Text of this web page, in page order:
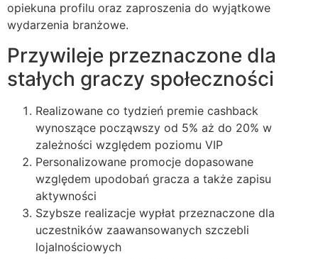
panel
panel
panel
panel
panel
panel
opiekuna profilu oraz zaproszenia do wyjątkowe
wydarzenia branżowe.
Przywileje przeznaczone dla
stałych graczy społeczności
Realizowane co tydzień premie cashback
wynoszące począwszy od 5% aż do 20% w
zależności względem poziomu VIP
Personalizowane promocje dopasowane
względem upodobań gracza a także zapisu
aktywności
Szybsze realizacje wypłat przeznaczone dla
uczestników zaawansowanych szczebli
lojalnościowych